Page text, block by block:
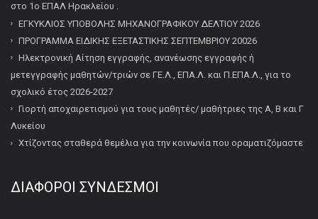
στο 1ο ΕΠΑΛ Ηρακλείου .
ΕΓΚΥΚΛΙΟΣ ΥΠΟΒΟΛΗΣ ΜΗΧΑΝΟΓΡΑΦΙΚΟΥ ΔΕΛΤΙΟΥ 2026
ΠΡΟΓΡΑΜΜΑ ΕΙΔΙΚΗΣ ΕΞΕΤΑΣΤΙΚΗΣ ΣΕΠΤΕΜΒΡΙΟΥ 20026
Ηλεκτρονική Αίτηση εγγραφής, ανανέωσης εγγραφής ή
μετεγγραφής μαθητών/τριών σε ΓΕ.Λ., ΕΠΑ.Λ. και Π.ΕΠΑ.Λ., για το
σχολικό έτος 2026-2027
Γιορτή αποχαιρετισμού για τους μαθητές/ μαθήτριες της Α, Β και Γ
Λυκείου
Χτίζοντας σταθερά θεμέλια για την κοινωνία που οραματιζόμαστε
ΔΙΆΦΟΡΟΙ ΣΎΝΔΕΣΜΟΙ